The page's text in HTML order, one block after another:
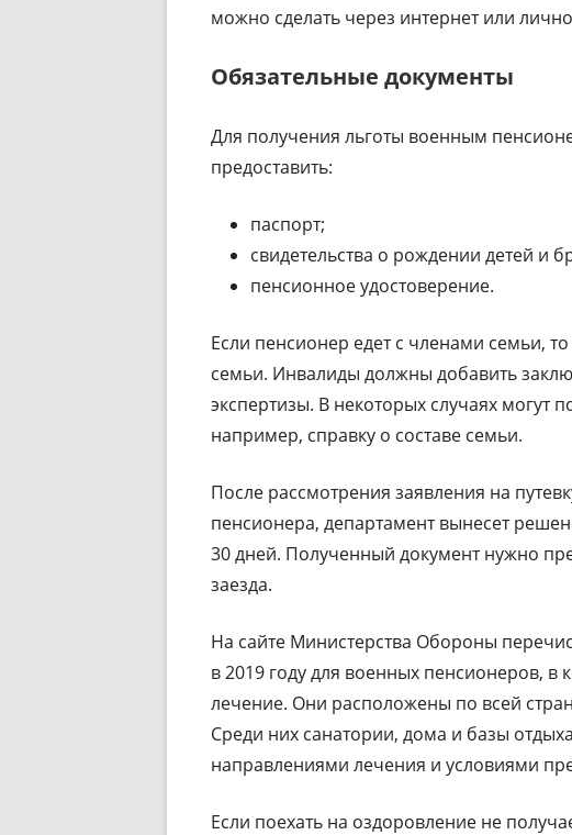
можно сделать через интернет или
Обязательные документы
Для получения льготы военным
предоставить:
паспорт;
свидетельства о рождении детей и
пенсионное удостоверение.
Если пенсионер едет с членами семьи,
семьи. Инвалиды должны добавить
экспертизы. В некоторых случаях могут
например, справку о составе семьи.
После рассмотрения заявления на
пенсионера, департамент вынесет
30 дней. Полученный документ нужно
заезда.
На сайте Министерства Обороны
в 2019 году для военных пенсионеров, в
лечение. Они расположены по всей
Среди них санатории, дома и базы
направлениями лечения и условиями
Если поехать на оздоровление не